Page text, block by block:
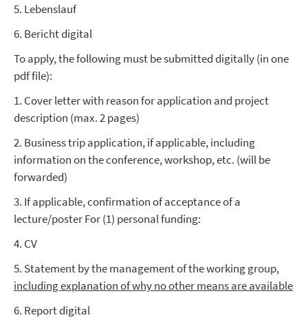
5. Lebenslauf
6. Bericht digital
To apply, the following must be submitted digitally (in one
pdf file):
1. Cover letter with reason for application and project
description (max. 2 pages)
2. Business trip application, if applicable, including
information on the conference, workshop, etc. (will be
forwarded)
3. If applicable, confirmation of acceptance of a
lecture/poster For (1) personal funding:
4. CV
5. Statement by the management of the working group,
including explanation of why no other means are available
6. Report digital